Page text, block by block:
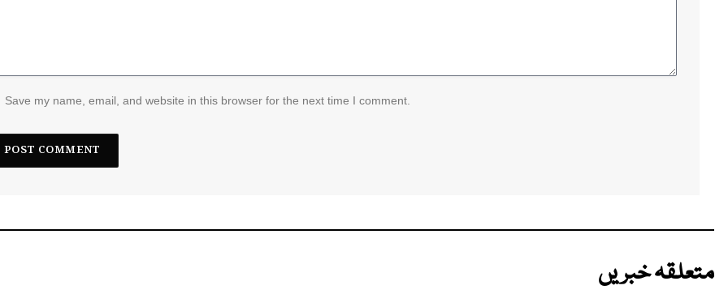
Save my name, email, and website in this browser for the next time I comment.
متعلقہ خبریں